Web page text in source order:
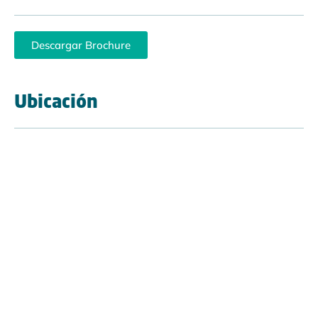
Descargar Brochure
Ubicación